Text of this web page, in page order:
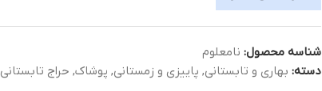
شناسه محصول: نامعلوم
دسته: بهاری و تابستانی, پاییزی و زمستانی, پوشاک, حراج تابستانی